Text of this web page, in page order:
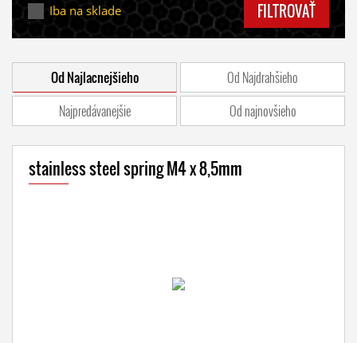
Iba na sklade FILTROVAŤ
Od Najlacnejšieho
Od Najdrahšieho
Najpredávanejšie
Od najnovšieho
stainless steel spring M4 x 8,5mm